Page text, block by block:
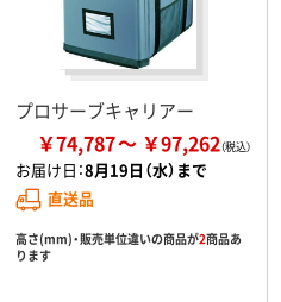
プロサーブキャリアー
￥74,787 ￥97,262
お届け日：8月19日（水）まで
直送品
高さ(mm)・販売単位違いの商品が2商品あ
ります